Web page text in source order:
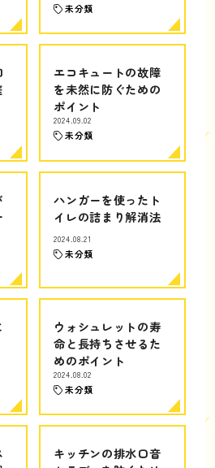
未分類
エコキュートの故障
を未然に防ぐための
ポイント
2024.09.02
未分類
ハンガーを使ったト
イレの詰まり解消法
2024.08.21
未分類
ウォシュレットの寿
命と長持ちさせるた
めのポイント
2024.08.02
未分類
キッチンの排水口音